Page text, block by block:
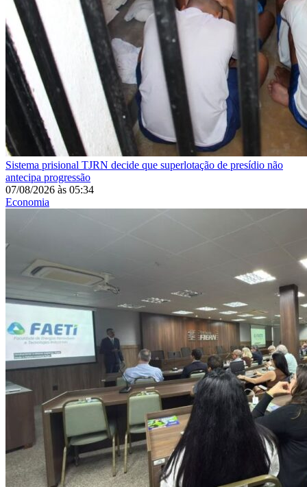
Sistema prisional TJRN decide que superlotação de presídio não
antecipa progressão
07/08/2026 às 05:34
Economia